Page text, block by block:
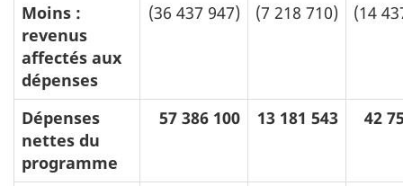
Moins :
revenus
affectés aux
dépenses
(36 437 947) (7 218 710) (14
Dépenses
nettes du
programme
57 386 100 13 181 543 42